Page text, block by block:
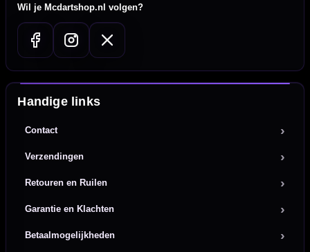
Wil je Mcdartshop.nl volgen?
Handige links
Contact
Verzendingen
Retouren en Ruilen
Garantie en Klachten
Betaalmogelijkheden